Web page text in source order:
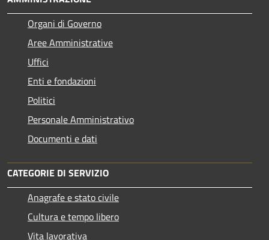
Organi di Governo
Aree Amministrative
Uffici
Enti e fondazioni
Politici
Personale Amministrativo
Documenti e dati
CATEGORIE DI SERVIZIO
Anagrafe e stato civile
Cultura e tempo libero
Vita lavorativa